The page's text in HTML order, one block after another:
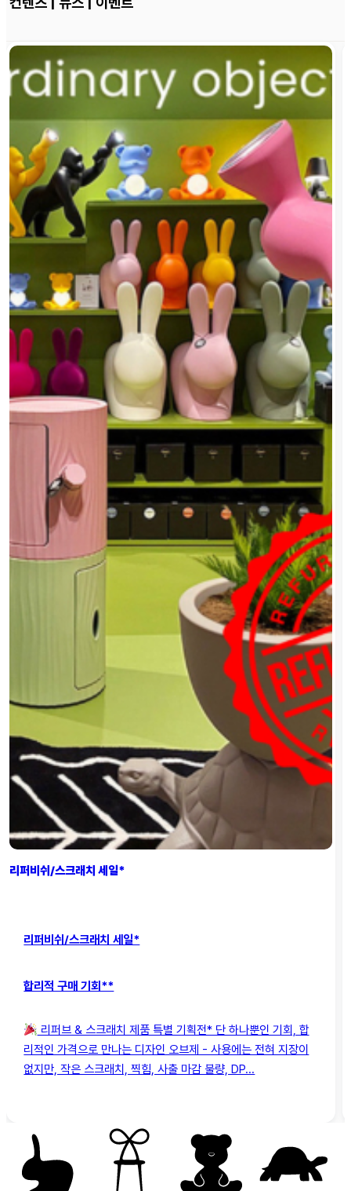
리퍼비쉬/스크래치 세일*
리퍼비쉬/스크래치 세일*
합리적 구매 기회**
리퍼브 & 스크래치 제품 특별 기획전* 단 하나뿐인 기회, 합
리적인 가격으로 만나는 디자인 오브제 - 사용에는 전혀 지장이
없지만, 작은 스크래치, 찍힘, 사출 마감 불량, DP...